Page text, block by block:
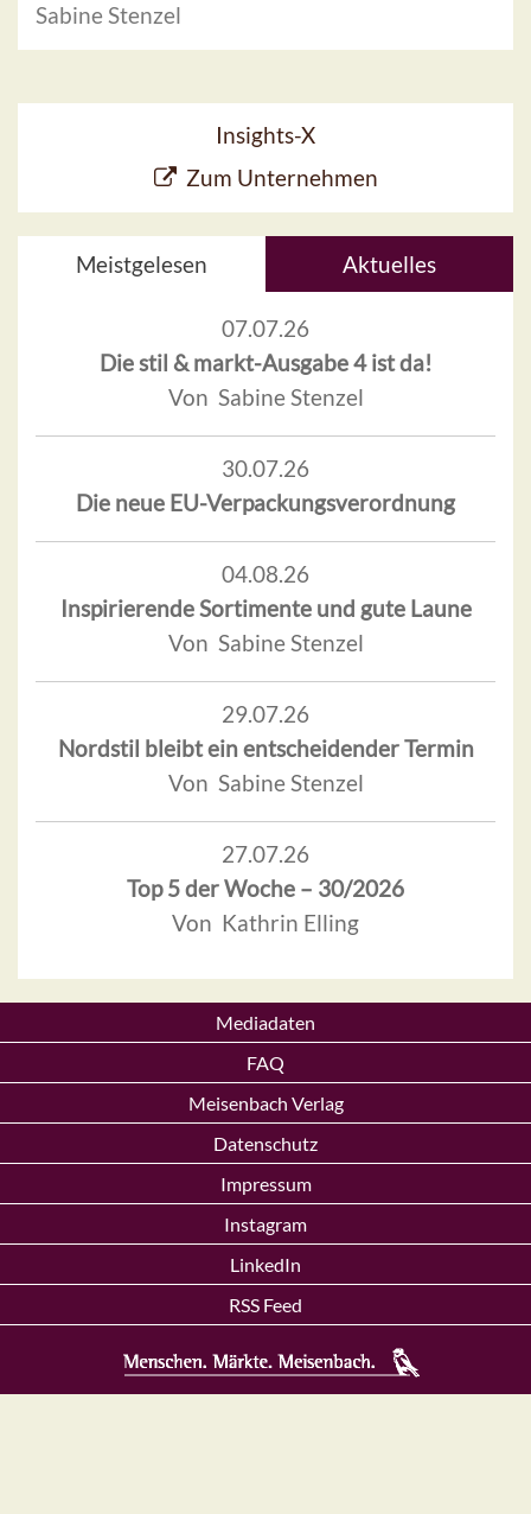
Sabine Stenzel
Insights-X
Zum Unternehmen
Meistgelesen Aktuelles
07.07.26
Die stil & markt-Ausgabe 4 ist da!
Von Sabine Stenzel
30.07.26
Die neue EU-Verpackungsverordnung
04.08.26
Inspirierende Sortimente und gute Laune
Von Sabine Stenzel
29.07.26
Nordstil bleibt ein entscheidender Termin
Von Sabine Stenzel
27.07.26
Top 5 der Woche – 30/2026
Von Kathrin Elling
Mediadaten
FAQ
Meisenbach Verlag
Datenschutz
Impressum
Instagram
LinkedIn
RSS Feed